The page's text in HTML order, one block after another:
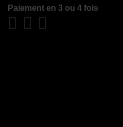
Paiement en 3 ou 4 fois